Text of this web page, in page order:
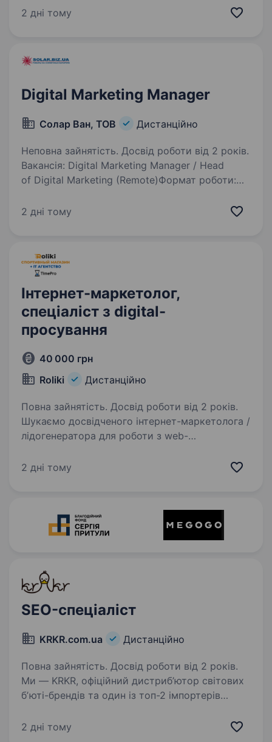
промислового та аграрного сектору України.
2 дні тому
Digital Marketing Manager
Солар Ван, ТОВ Дистанційно
Неповна зайнятість. Досвід роботи від 2 років.
Вакансія: Digital Marketing Manager / Head
of Digital Marketing (Remote)Формат роботи:
компаніюМи — компанія, що працює у сфері
2 дні тому
Інтернет-маркетолог,
спеціаліст з digital-
просування
40 000 грн
Roliki
Дистанційно
Повна зайнятість. Досвід роботи від 2 років.
Шукаємо досвідченого інтернет-маркетолога /
лідогенератора для роботи з web-
сайтами та AI-інструментами. Мета посади:
2 дні тому
SEO-спеціаліст
KRKR.com.ua Дистанційно
Повна зайнятість. Досвід роботи від 2 років.
Ми — KRKR, офіційний дистриб’ютор світових
бʼюті-брендів та один із топ-2 імпортерів
з 2014 року — знаємо про догляд усе й трішки
2 дні тому